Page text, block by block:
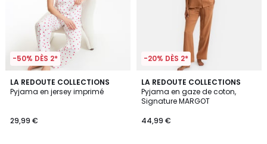
-50% DÈS 2*
LA REDOUTE COLLECTIONS
Pyjama en jersey imprimé
29,99 €
5
/
-20% DÈS 2*
LA REDOUTE COLLECTIONS
Pyjama en gaze de coton,
Signature MARGOT
44,99 €
4,2
/ 5
4
Couleurs